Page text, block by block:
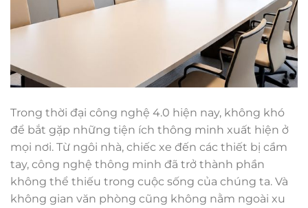
Trong thời đại công nghệ 4.0 hiện nay, không khó
để bắt gặp những tiện ích thông minh xuất hiện ở
mọi nơi. Từ ngôi nhà, chiếc xe đến các thiết bị cầm
tay, công nghệ thông minh đã trở thành phần
không thể thiếu trong cuộc sống của chúng ta. Và
không gian văn phòng cũng không nằm ngoài xu